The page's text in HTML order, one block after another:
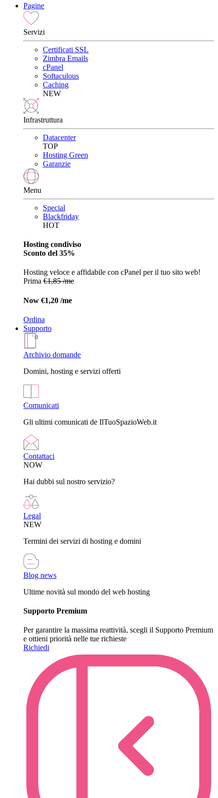
Pagine
Servizi
Certificati SSL
Zimbra Emails
cPanel
Softaculous
Caching
NEW
Infrastruttura
Datacenter
TOP
Hosting Green
Garanzie
Menu
Special
Blackfriday
HOT
Hosting condiviso
Sconto del 35%
Hosting veloce e affidabile con cPanel per il tuo sito web!
Prima €1,85 /me
Now €1,20 /me
Ordina
Supporto
Archivio domande
Domini, hosting e servizi offerti
Comunicati
Gli ultimi comunicati de IlTuoSpazioWeb.it
Contattaci
NOW
Hai dubbi sul nostro servizio?
Legal
NEW
Termini dei servizi di hosting e domini
Blog news
Ultime novità sul mondo del web hosting
Supporto Premium
Per garantire la massima reattività, scegli il Supporto Premium
e ottieni priorità nelle tue richieste
Richiedi